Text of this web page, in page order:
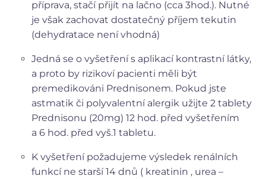
příprava, stačí přijít na lačno (cca 3hod.). Nutné
je však zachovat dostatečný příjem tekutin
(dehydratace není vhodná)
Jedná se o vyšetření s aplikací kontrastní látky,
a proto by rizikoví pacienti měli být
premedikováni Prednisonem. Pokud jste
astmatik či polyvalentní alergik užijte 2 tablety
Prednisonu (20mg) 12 hod. před vyšetřením
a 6 hod. před vyš.1 tabletu.
K vyšetření požadujeme výsledek renálních
funkcí ne starší 14 dnů ( kreatinin , urea –